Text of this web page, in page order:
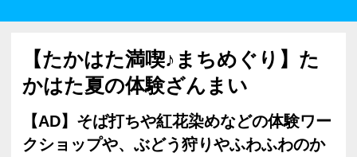
【たかはた満喫♪まちめぐり】た
かはた夏の体験ざんまい
【AD】そば打ちや紅花染めなどの体験ワー
クショップや、ぶどう狩りやふわふわのか